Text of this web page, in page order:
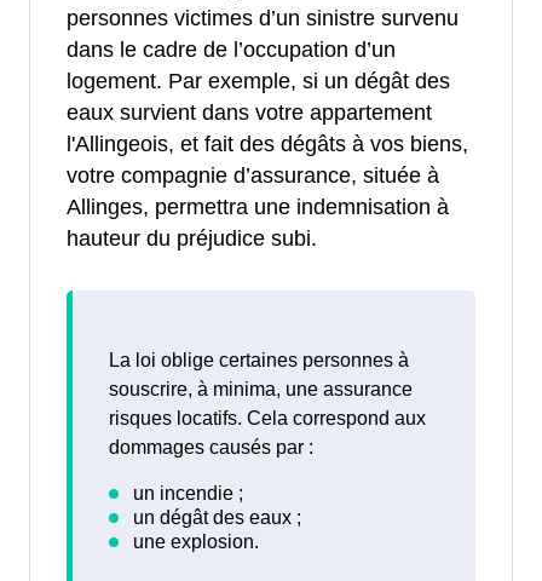
personnes victimes d’un sinistre survenu
dans le cadre de l’occupation d’un
logement. Par exemple, si un dégât des
eaux survient dans votre appartement
l'Allingeois, et fait des dégâts à vos biens,
votre compagnie d’assurance, située à
Allinges, permettra une indemnisation à
hauteur du préjudice subi.
La loi oblige certaines personnes à
souscrire, à minima, une assurance
risques locatifs. Cela correspond aux
dommages causés par :